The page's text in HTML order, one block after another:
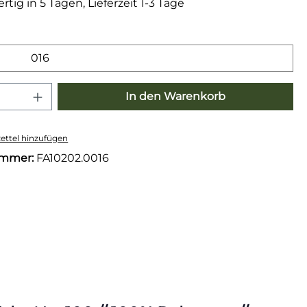
in 5 Tagen, Lieferzeit 1-3 Tage
016
Anzahl: Gib den gewünschten
In den Warenkorb
hinzufügen
FA10202.0016